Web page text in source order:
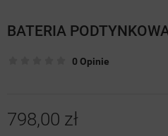
BATERIA
0 Opinie
798,00 zł